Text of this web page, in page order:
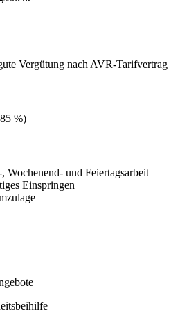
Vergütung nach AVR-Tarifvertrag
%)
Wochenend- und Feiertagsarbeit
Einspringen